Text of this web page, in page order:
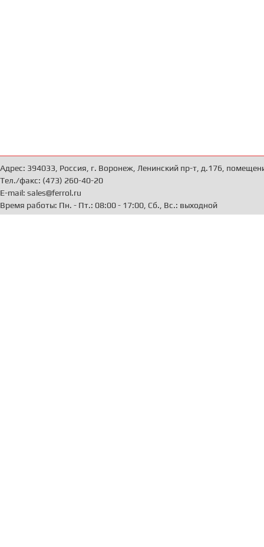
Адрес: 394033, Россия, г. Воронеж, Ленинский пр-т, д.176,
Тел./факс: (473) 260-40-20
E-mail: sales@ferrol.ru
Время работы: Пн. - Пт.: 08:00 - 17:00, Сб., Вс.: выходной